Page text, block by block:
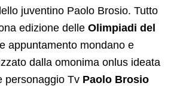
juventino Paolo Brosio. Tutto
edizione delle Olimpiadi del
appuntamento mondano e
dalla omonima onlus ideata
personaggio Tv Paolo Brosio